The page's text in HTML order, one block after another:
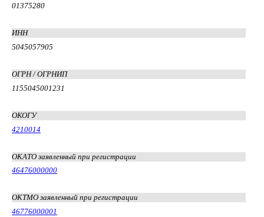
01375280
ИНН
5045057905
ОГРН / ОГРНИП
1155045001231
ОКОГУ
4210014
ОКАТО заявленный при регистрации
46476000000
ОКТМО заявленный при регистрации
46776000001